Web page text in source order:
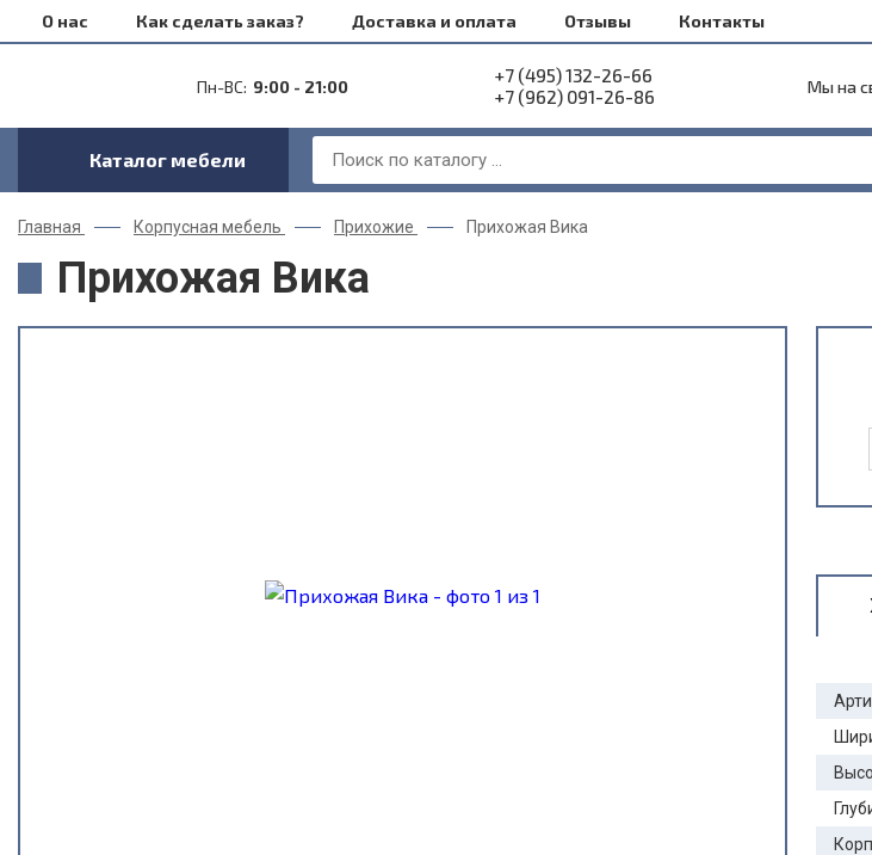
О нас Как сделать заказ? Доставка и оплата Отзывы Контакты
Пн-ВС: 9:00 - 21:00
+7 (495) 132-26-66
+7 (962) 091-26-86
Мы на
Каталог мебели
Главная Корпусная мебель Прихожие Прихожая Вика
Прихожая Вика